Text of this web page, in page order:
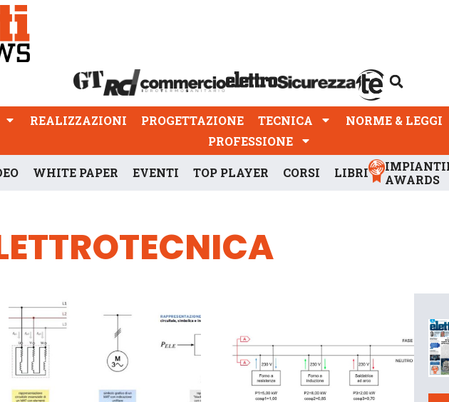
REALIZZAZIONI
REALIZZAZIONI PROGETTAZIONE TECNICA NORME & LEGGI
PROFESSIONE
WHITE PAPER EVENTI TOP PLAYER CORSI LIBRI
AWARDS